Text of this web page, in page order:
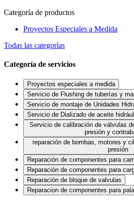
Categoría de productos
Proyectos Especiales a Medida
Todas las categorías
Categoría de servicios
Proyectos especiales a medida
Servicio de Flushing de tuberías y
Servicio de montaje de Unidades
Servicio de Dializado de aceite
Servicio de calibración de válvulas
presión y
reparación de bombas, motores y
presión
Reparación de componentes para
Reparación de componentes para
Reparación de bloque de valvulas
Reparacion de componentes para